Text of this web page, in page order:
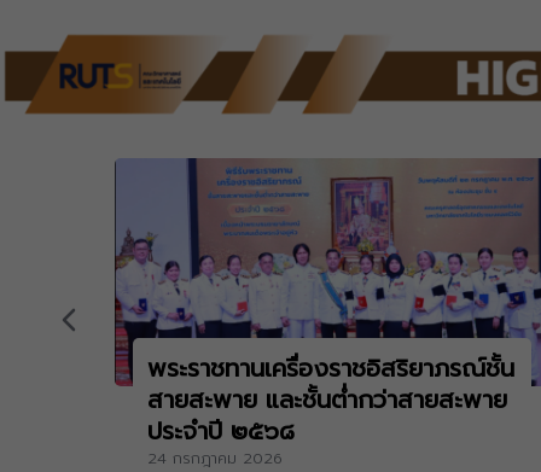
พระราชทานเครื่องราชอิสริยาภรณ์ชั้น
สายสะพาย และชั้นต่ำกว่าสายสะพาย
ประจำปี ๒๕๖๘
24 กรกฎาคม 2026